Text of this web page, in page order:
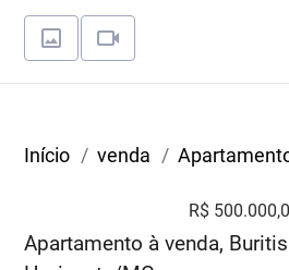
Início venda
R$
Apartamento à venda,